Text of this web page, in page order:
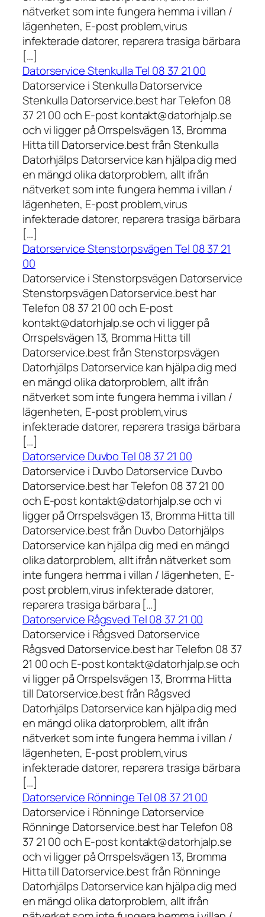
nätverket som inte fungera hemma i villan /
lägenheten, E-post problem,virus
infekterade datorer, reparera trasiga bärbara
[…]
Datorservice Stenkulla Tel 08 37 21 00
Datorservice i Stenkulla Datorservice
Stenkulla Datorservice.best har Telefon 08
37 21 00 och E-post kontakt@datorhjalp.se
och vi ligger på Orrspelsvägen 13, Bromma
Hitta till Datorservice.best från Stenkulla
Datorhjälps Datorservice kan hjälpa dig med
en mängd olika datorproblem, allt ifrån
nätverket som inte fungera hemma i villan /
lägenheten, E-post problem,virus
infekterade datorer, reparera trasiga bärbara
[…]
Datorservice Stenstorpsvägen Tel 08 37 21
00
Datorservice i Stenstorpsvägen Datorservice
Stenstorpsvägen Datorservice.best har
Telefon 08 37 21 00 och E-post
kontakt@datorhjalp.se och vi ligger på
Orrspelsvägen 13, Bromma Hitta till
Datorservice.best från Stenstorpsvägen
Datorhjälps Datorservice kan hjälpa dig med
en mängd olika datorproblem, allt ifrån
nätverket som inte fungera hemma i villan /
lägenheten, E-post problem,virus
infekterade datorer, reparera trasiga bärbara
[…]
Datorservice Duvbo Tel 08 37 21 00
Datorservice i Duvbo Datorservice Duvbo
Datorservice.best har Telefon 08 37 21 00
och E-post kontakt@datorhjalp.se och vi
ligger på Orrspelsvägen 13, Bromma Hitta till
Datorservice.best från Duvbo Datorhjälps
Datorservice kan hjälpa dig med en mängd
olika datorproblem, allt ifrån nätverket som
inte fungera hemma i villan / lägenheten, E-
post problem,virus infekterade datorer,
reparera trasiga bärbara […]
Datorservice Rågsved Tel 08 37 21 00
Datorservice i Rågsved Datorservice
Rågsved Datorservice.best har Telefon 08 37
21 00 och E-post kontakt@datorhjalp.se och
vi ligger på Orrspelsvägen 13, Bromma Hitta
till Datorservice.best från Rågsved
Datorhjälps Datorservice kan hjälpa dig med
en mängd olika datorproblem, allt ifrån
nätverket som inte fungera hemma i villan /
lägenheten, E-post problem,virus
infekterade datorer, reparera trasiga bärbara
[…]
Datorservice Rönninge Tel 08 37 21 00
Datorservice i Rönninge Datorservice
Rönninge Datorservice.best har Telefon 08
37 21 00 och E-post kontakt@datorhjalp.se
och vi ligger på Orrspelsvägen 13, Bromma
Hitta till Datorservice.best från Rönninge
Datorhjälps Datorservice kan hjälpa dig med
en mängd olika datorproblem, allt ifrån